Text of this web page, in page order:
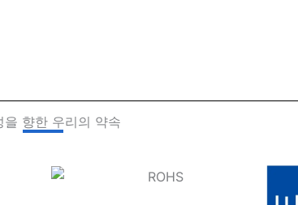
을 향한 우리의 약속